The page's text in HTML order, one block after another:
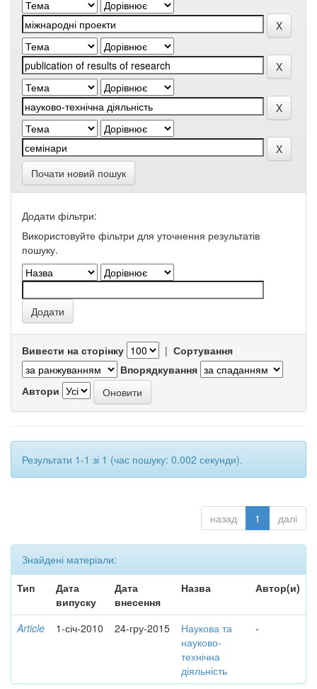
Почати новий пошук
Додати фільтри:
Використовуйте фільтри для уточнення результатів
пошуку.
Вивести на сторінку | Сортування
Впорядкування
Автори
Результати 1-1 зі 1 (час пошуку: 0.002 секунди).
назад 1 далі
Знайдені матеріали:
Тип
Дата
випуску
Дата
внесення
Назва Автор(и)
Article 1-січ-2010 24-гру-2015
Наукова та
науково-
технічна
діяльність
-